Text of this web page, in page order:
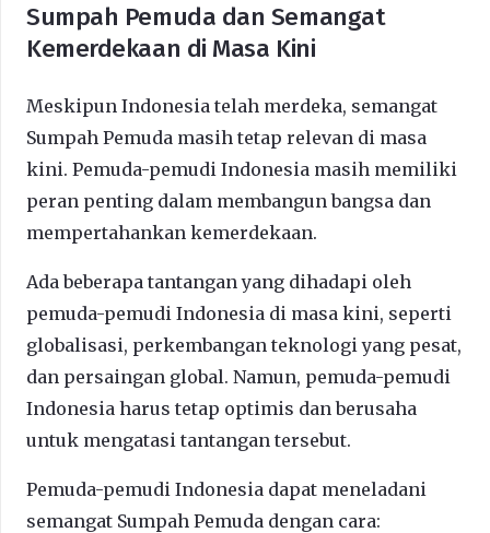
Sumpah Pemuda dan Semangat
Kemerdekaan di Masa Kini
Meskipun Indonesia telah merdeka, semangat
Sumpah Pemuda masih tetap relevan di masa
kini. Pemuda-pemudi Indonesia masih memiliki
peran penting dalam membangun bangsa dan
mempertahankan kemerdekaan.
Ada beberapa tantangan yang dihadapi oleh
pemuda-pemudi Indonesia di masa kini, seperti
globalisasi, perkembangan teknologi yang pesat,
dan persaingan global. Namun, pemuda-pemudi
Indonesia harus tetap optimis dan berusaha
untuk mengatasi tantangan tersebut.
Pemuda-pemudi Indonesia dapat meneladani
semangat Sumpah Pemuda dengan cara: